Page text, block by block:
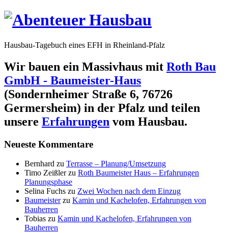
Hausbau-Tagebuch eines EFH in Rheinland-Pfalz
Wir bauen ein Massivhaus mit Roth Bau
GmbH - Baumeister-Haus
(Sondernheimer Straße 6, 76726
Germersheim) in der Pfalz und teilen
unsere Erfahrungen vom Hausbau.
Neueste Kommentare
Bernhard zu Terrasse – Planung/Umsetzung
Timo Zeißlerzu Roth Baumeister Haus – Erfahrungen
Planungsphase
Selina Fuchs zu Zwei Wochen nach dem Einzug
Baumeisterzu Kamin und Kachelofen, Erfahrungen von
Bauherren
Tobias zu Kamin und Kachelofen, Erfahrungen von
Bauherren